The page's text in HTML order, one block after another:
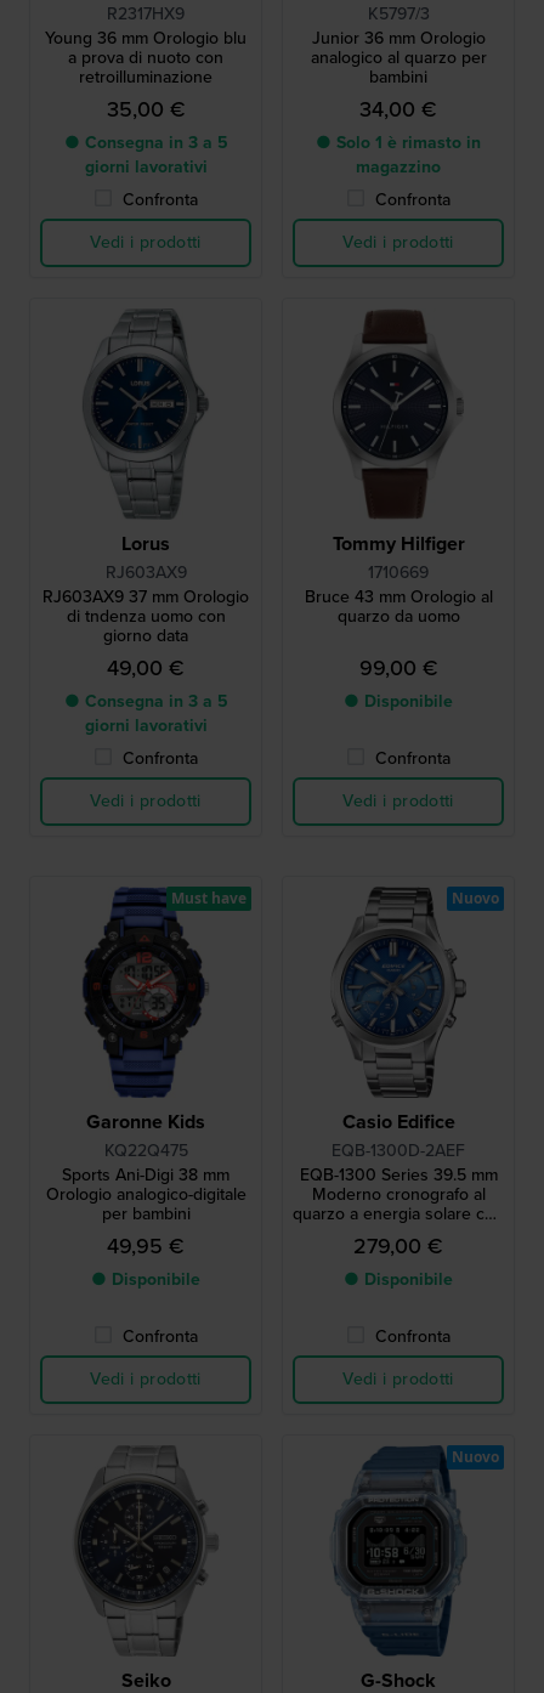
R2317HX9
Young 36 mm Orologio blu
a prova di nuoto con
retroilluminazione
35,00 €
● Consegna in 3 a 5
giorni lavorativi
Confronta
Vedi i prodotti
K5797/3
Junior 36 mm Orologio
analogico al quarzo per
bambini
34,00 €
● Solo 1 è rimasto in
magazzino
Confronta
Vedi i prodotti
Lorus
RJ603AX9
RJ603AX9 37 mm Orologio
di tndenza uomo con
giorno data
49,00 €
● Consegna in 3 a 5
giorni lavorativi
Confronta
Vedi i prodotti
Tommy Hilfiger
1710669
Bruce 43 mm Orologio al
quarzo da uomo
99,00 €
● Disponibile
Confronta
Vedi i prodotti
Garonne Kids
KQ22Q475
Sports Ani-Digi 38 mm
Orologio analogico-digitale
per bambini
49,95 €
● Disponibile
Confronta
Vedi i prodotti
Must have
Casio Edifice
EQB-1300D-2AEF
EQB-1300 Series 39.5 mm
Moderno cronografo al
quarzo a energia solare con
collegamento allo
smartphone
279,00 €
● Disponibile
Confronta
Vedi i prodotti
Nuovo
Seiko G-Shock
Nuovo